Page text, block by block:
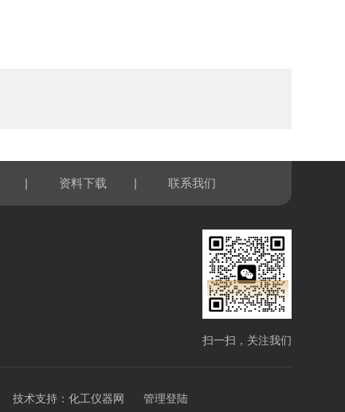
| 资料下载 | 联系我们
扫一扫，关注我们
技术支持： 化工仪器网 管理登陆